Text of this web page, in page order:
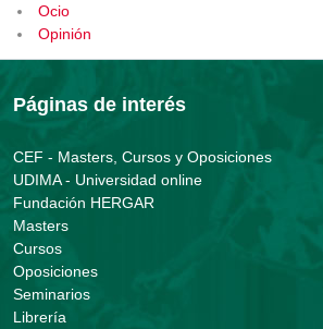
Ocio
Opinión
Páginas de interés
CEF - Masters, Cursos y Oposiciones
UDIMA - Universidad online
Fundación HERGAR
Masters
Cursos
Oposiciones
Seminarios
Librería